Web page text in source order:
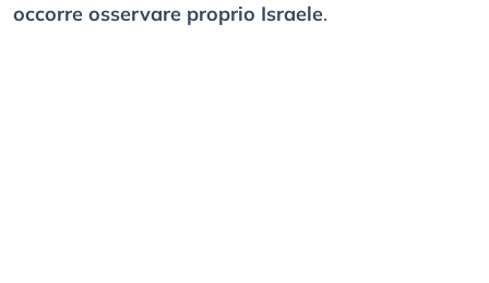
occorre osservare proprio Israele.